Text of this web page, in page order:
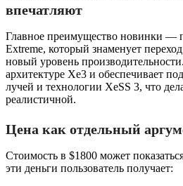
впечатляют
Главное преимущество новинки —
Extreme, который знаменует
новый уровень
архитектуре Xe3 и обеспечивает
лучей и технологии XeSS 3, что
реалистичной.
Цена как отдельный
Стоимость в $1800 может
эти деньги пользователь получает: